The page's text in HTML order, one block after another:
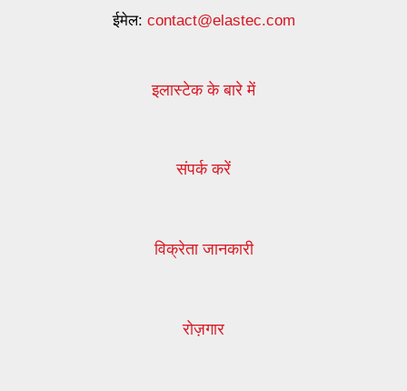
ईमेल: contact@elastec.com
इलास्टेक के बारे में
संपर्क करें
विक्रेता जानकारी
रोज़गार